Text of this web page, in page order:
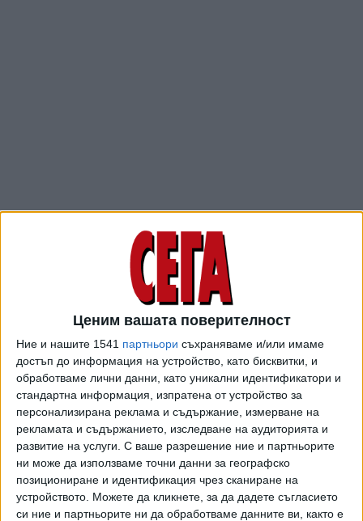
Ценим вашата поверителност
Ние и нашите 1541 партньори съхраняваме и/или имаме
достъп до информация на устройство, като бисквитки, и
обработваме лични данни, като уникални идентификатори и
стандартна информация, изпратена от устройство за
персонализирана реклама и съдържание, измерване на
рекламата и съдържанието, изследване на аудиторията и
развитие на услуги. С ваше разрешение ние и партньорите
ни може да използваме точни данни за географско
позициониране и идентификация чрез сканиране на
устройството. Можете да кликнете, за да дадете съгласието
си ние и партньорите ни да обработваме данните ви, както е
"Действията бяха осъществени чрез използването на
схемата „таен клиент“. В акцията участваха екипи на
Главна дирекция "Национална полиция", Икономическа
полиция, Изпълнителната агенция „Автомобилна
администрация“ и Националната агенция за приходите",
обяви в официално съобщение МВР. Във фокуса на
проверката били незаконни действия през мобилно
приложение, което работи основно в големите градове
на страната и предлага широк спектър от транспортни
услуги, в това число и таксиметров превоз на пътници.
Проверките са реализирани на три локации в столицата.
Установено бе, че водачите работят с личните си
автомобили, не издават платежни документи и нямат
лиценз за извършването на превоз на пътници срещу
заплащане.